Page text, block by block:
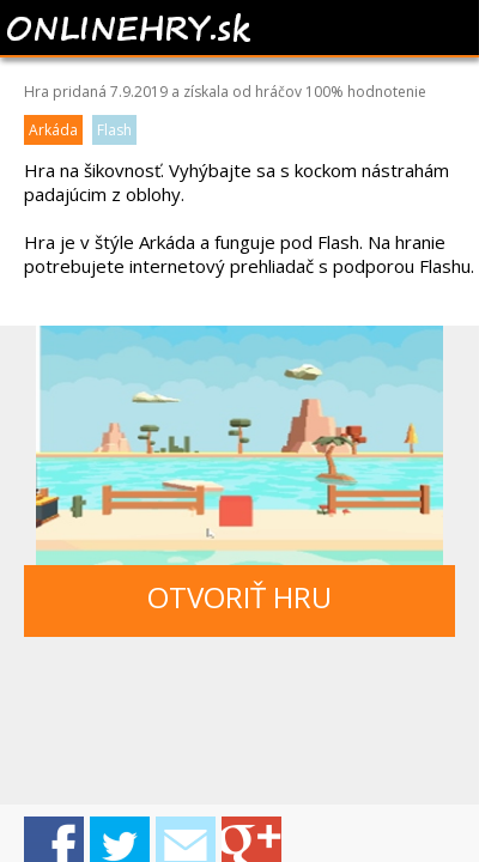
ROLLY CUBE
Hra pridaná 7.9.2019 a získala od hráčov 100% hodnotenie
Arkáda
Flash
Hra na šikovnosť. Vyhýbajte sa s kockom nástrahám
padajúcim z oblohy.
Hra je v štýle Arkáda a funguje pod Flash. Na hranie
potrebujete internetový prehliadač s podporou Flashu.
OTVORIŤ HRU